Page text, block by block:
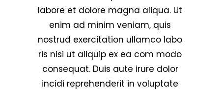
labore et dolore magna aliqua. Ut
enim ad minim veniam, quis
nostrud exercitation ullamco labo
ris nisi ut aliquip ex ea com modo
consequat. Duis aute irure dolor
incidi reprehenderit in voluptate